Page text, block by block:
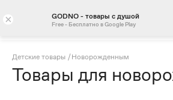
× GODNO - товары с душой
Free - Бесплатно в Google Play
⁠Детские товары /Новорожденным
Товары для